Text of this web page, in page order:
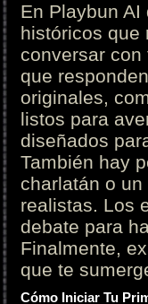
En Playbun
históricos que
conversar
que
originales,
listos para
diseñados
También hay
charlatán o
realistas. Los
debate para
Finalmente,
que te
Cómo Iniciar Tu